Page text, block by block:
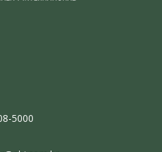
5000